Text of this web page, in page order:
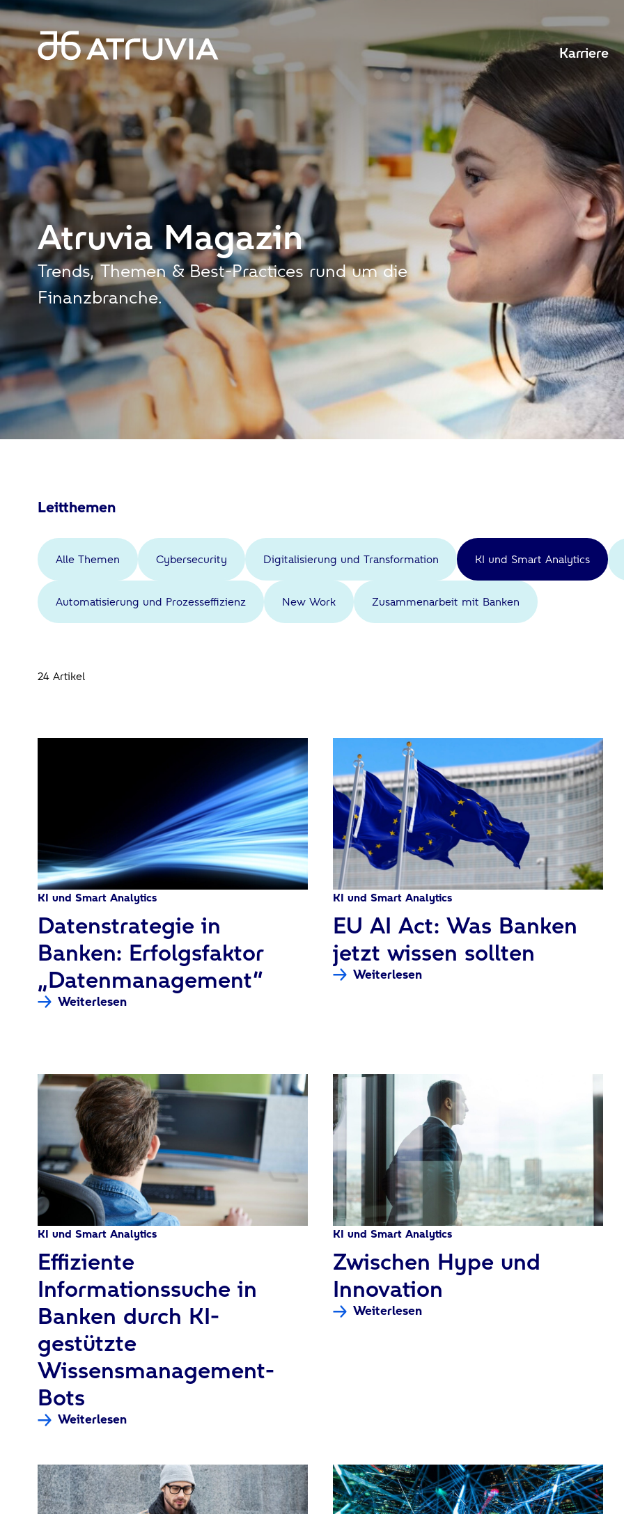
Karriere
AtruviaMagazin
Trends, Themen & Best-Practices rund um die
Finanzbranche.
Leitthemen
Alle Themen Cybersecurity Digitalisierung und Transformation KI und Smart Analytics
Automatisierung und Prozesseffizienz New Work Zusammenarbeit mit Banken
24 Artikel
KI und Smart Analytics
:
Datenstrategie in
Banken: Erfolgsfaktor
„Datenmanagement“
Weiterlesen
KI und Smart Analytics
:
EU AI Act: Was Banken
jetzt wissen sollten
Weiterlesen
KI und Smart Analytics
:
Effiziente
Informationssuche in
Banken durch KI-
gestützte
Wissensmanagement-
Bots
Weiterlesen
KI und Smart Analytics
:
Zwischen Hype und
Innovation
Weiterlesen